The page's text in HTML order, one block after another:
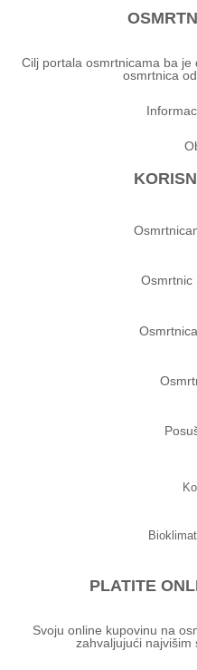
Cilj portala osmrtnicama ba
osmrtnica
Osmrtnic
PLATITE
Svoju online kupovinu na
zahvaljujući najvišim